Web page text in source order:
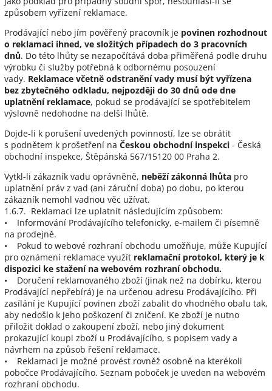
způsobem vyřízení reklamace.
Prodávající nebo jím pověřený pracovník je povinen rozhodnout
o reklamaci ihned, ve složitých případech do 3 pracovních
dnů. Do této lhůty se nezapočítává doba přiměřená podle druhu
výrobku či služby potřebná k odbornému posouzení
vady. Reklamace včetně odstranění vady musí být vyřízena
bez zbytečného odkladu, nejpozději do 30 dnů ode dne
uplatnění reklamace, pokud se prodávající se spotřebitelem
výslovně nedohodne na delší lhůtě.
Dojde-li k porušení uvedených povinností, lze se obrátit
s podnětem k prošetření na Českou obchodní inspekci - Česká
obchodní inspekce, Štěpánská 567/15120 00 Praha 2.
Vytkl-li zákazník vadu oprávněně, neběží zákonná lhůta pro
uplatnění práv z vad (ani záruční doba) po dobu, po kterou
zákazník nemohl vadnou věc užívat.
1.6.7. Reklamaci lze uplatnit následujícím způsobem:
• Informování Prodávajícího telefonicky, e-mailem či písemně
na prodejně.
• Pokud to webové rozhraní obchodu umožňuje, může Kupující
pro oznámení reklamace využít reklamační protokol, který je k
dispozici ke stažení na webovém rozhraní obchodu.
• Doručení reklamovaného zboží (jinak než na dobírku, kterou
Prodávající nepřebírá) je na určenou adresu Prodávajícího. Při
zasílání je Kupující povinen zboží zabalit do vhodného obalu tak,
aby nedošlo k jeho poškození či zničení. Ke zboží je nutno
přiložit doklad o zakoupení zboží, nebo jiný dokument
prokazující koupi zboží u Prodávajícího, s popisem vady a
návrhem na způsob řešení reklamace.
• Reklamaci je možné provést rovněž osobně na kterékoli
pobočce Prodávajícího. Seznam poboček je uveden na webovém
rozhraní obchodu.